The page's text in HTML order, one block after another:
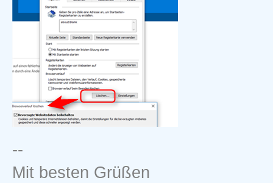
--
Mit besten Grüßen